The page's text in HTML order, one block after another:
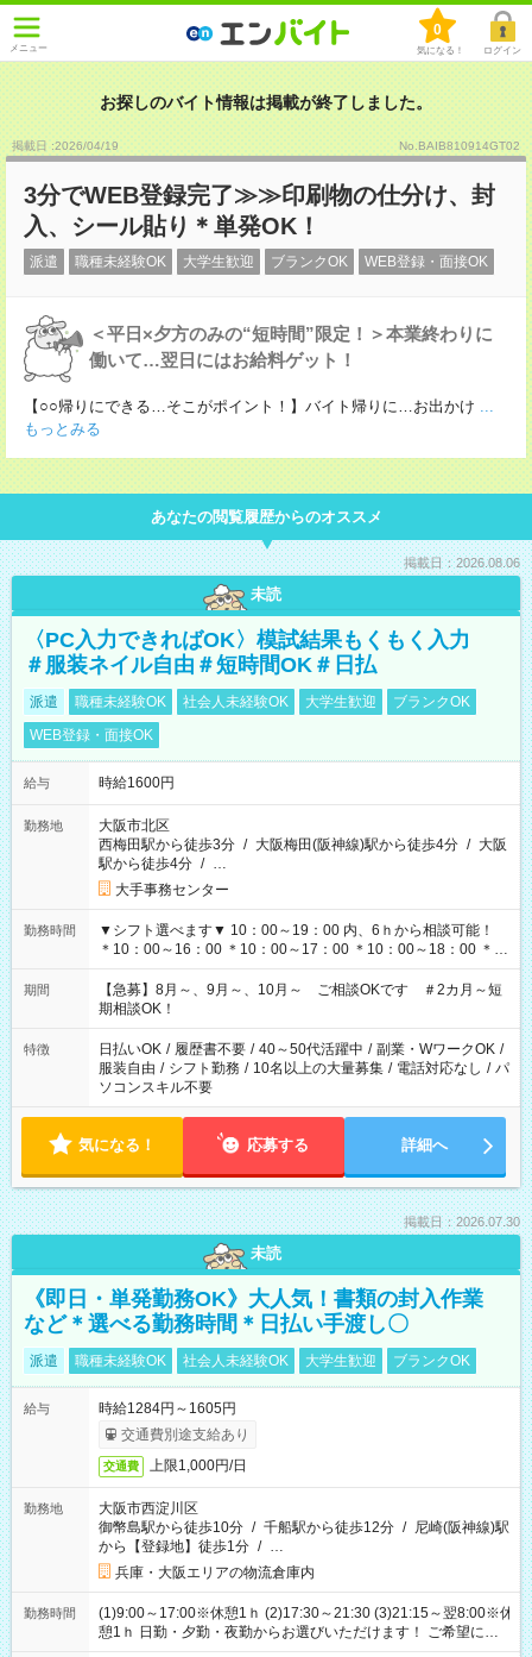
メニュー
0
気になる！ ログイン
お探しのバイト情報は掲載が終了しました。
掲載日 :2026/04/19 No.BAIB810914GT02
3分でWEB登録完了≫≫印刷物の仕分け、封
入、シール貼り＊単発OK！
派遣 職種未経験OK 大学生歓迎 ブランクOK WEB登録・面接OK
＜平日×夕方のみの“短時間”限定！＞本業終わりに
働いて…翌日にはお給料ゲット！
【○○帰りにできる…そこがポイント！】バイト帰りに…お出かけ ...
もっとみる
あなたの閲覧履歴からのオススメ
掲載日：2026.08.06
未読
〈PC入力できればOK〉模試結果もくもく入力
＃服装ネイル自由＃短時間OK＃日払
派遣 職種未経験OK 社会人未経験OK 大学生歓迎
ブランクOK
WEB登録・面接OK
給与 時給1600円
勤務地
大阪市北区
西梅田駅から徒歩3分 / 大阪梅田(阪神線)駅から徒歩4分 / 大阪
駅から徒歩4分 / …
大手事務センター
勤務時間
▼シフト選べます▼ 10：00～19：00 内、6ｈから相談可能！
＊10：00～16：00 ＊10：00～17：00 ＊10：00～18：00 ＊
11：00～19：00 ＊12：00～19：00 ＊13：00～19：00
期間
【急募】8月～、9月～、10月～ ご相談OKです ＃2カ月～短
期相談OK！
特徴 日払いOK / 履歴書不要 / 40～50代活躍中 / 副業・WワークOK /
服装自由 / シフト勤務 / 10名以上の大量募集 / 電話対応なし / パ
ソコンスキル不要
気になる！ 応募する 詳細へ
掲載日：2026.07.30
未読
《即日・単発勤務OK》大人気！書類の封入作業
など＊選べる勤務時間＊日払い手渡し〇
派遣 職種未経験OK 社会人未経験OK 大学生歓迎 ブランクOK
給与
時給1284円～1605円
交通費別途支給あり
交通費 上限1,000円/日
勤務地
大阪市西淀川区
御幣島駅から徒歩10分 / 千船駅から徒歩12分 / 尼崎(阪神線)駅
から【登録地】徒歩1分 / …
兵庫・大阪エリアの物流倉庫内
勤務時間
(1)9:00～17:00※休憩1ｈ (2)17:30～21:30 (3)21:15～翌8:00※休
憩1ｈ 日勤・夕勤・夜勤からお選びいただけます！ ご希望に合
わせて働けるお仕事です(*^^*) 【その他選べる勤務時間】 8-17